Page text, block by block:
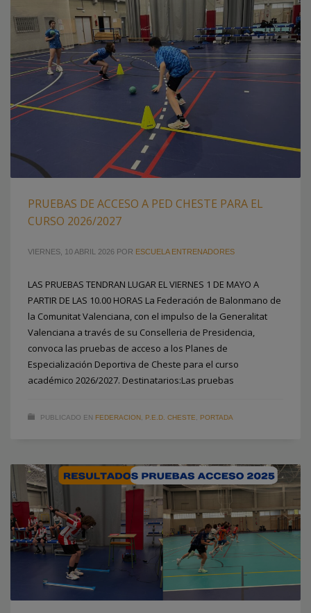
PRUEBAS DE ACCESO A PED CHESTE PARA EL
CURSO 2026/2027
VIERNES, 10 ABRIL 2026 POR ESCUELA ENTRENADORES
LAS PRUEBAS TENDRAN LUGAR EL VIERNES 1 DE MAYO A
PARTIR DE LAS 10.00 HORAS La Federación de Balonmano de
la Comunitat Valenciana, con el impulso de la Generalitat
Valenciana a través de su Conselleria de Presidencia,
convoca las pruebas de acceso a los Planes de
Especialización Deportiva de Cheste para el curso
académico 2026/2027. Destinatarios:Las pruebas
PUBLICADO EN FEDERACION P.E.D. CHESTE PORTADA